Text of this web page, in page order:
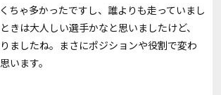
ちゃ多かったですし、誰よりも走っていまし
きは大人しい選手かなと思いましたけど、
ましたね。まさにポジションや役割で変わ
います。